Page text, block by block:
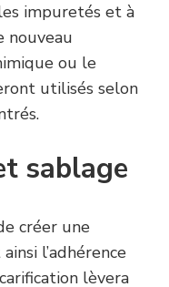
impuretés et à
nouveau
ou le
utilisés selon
sablage
créer une
l’adhérence
lèvera